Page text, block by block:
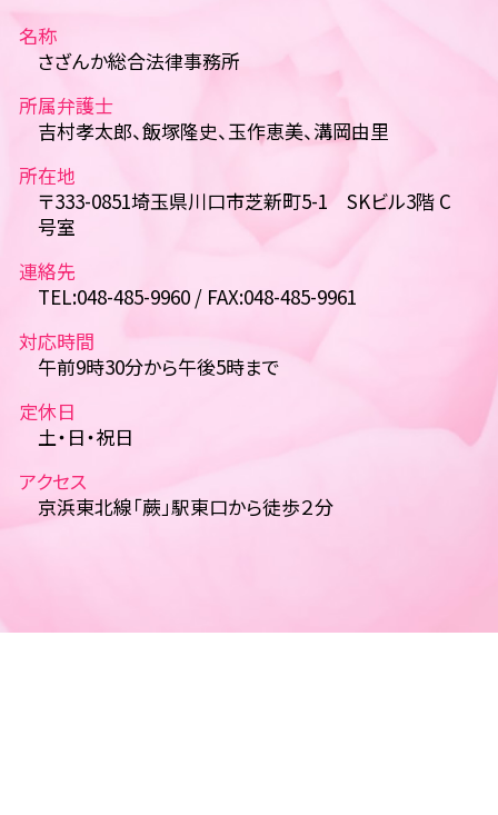
名称
さざんか総合法律事務所
所属弁護士
吉村孝太郎、飯塚隆史、玉作恵美、溝岡由里
所在地
〒333-0851埼玉県川口市芝新町5-1 SKビル3階 C
号室
連絡先
TEL:048-485-9960 / FAX:048-485-9961
対応時間
午前9時30分から午後5時まで
定休日
土・日・祝日
アクセス
京浜東北線「蕨」駅東口から徒歩２分